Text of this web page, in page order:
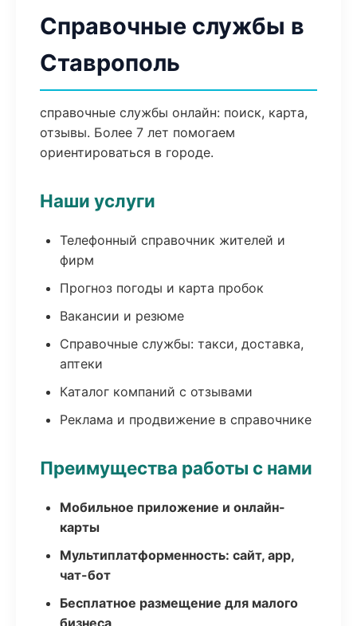
Справочные службы в
Ставрополь
справочные службы онлайн: поиск, карта,
отзывы. Более 7 лет помогаем
ориентироваться в городе.
Наши услуги
Телефонный справочник жителей и
фирм
Прогноз погоды и карта пробок
Вакансии и резюме
Справочные службы: такси, доставка,
аптеки
Каталог компаний с отзывами
Реклама и продвижение в справочнике
Преимущества работы с нами
Мобильное приложение и онлайн-
карты
Мультиплатформенность: сайт, app,
чат-бот
Бесплатное размещение для малого
бизнеса